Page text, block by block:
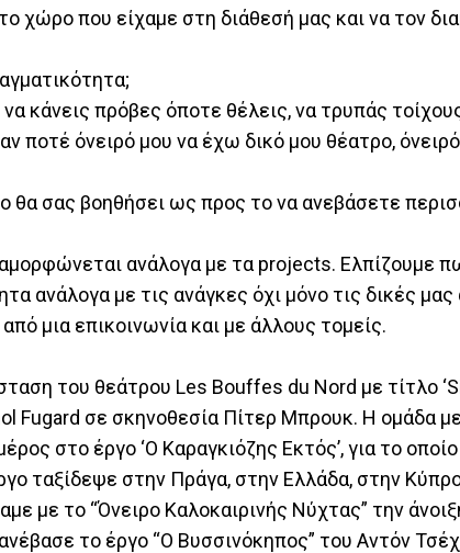
χώρο που είχαμε στη διάθεσή μας και να τον
κάνεις πρόβες όποτε θέλεις, να τρυπάς
ποτέ όνειρό μου να έχω δικό μου θέατρο,
θα σας βοηθήσει ως προς το να ανεβάσετε
ανάλογα με τα projects. Ελπίζουμε
ανάλογα με τις ανάγκες όχι μόνο τις δικές
μια επικοινωνία και με άλλους τομείς.
του θεάτρου Les Bouffes du Nord με τίτλο
Fugard σε σκηνοθεσία Πίτερ Μπρουκ. Η ομάδα
στο έργο ‘Ο Καραγκιόζης Εκτός’, για το οποίο
ταξίδεψε στην Πράγα, στην Ελλάδα, στην
με το “Όνειρο Καλοκαιρινής Νύχτας” την
το έργο “Ο Βυσσινόκηπος” του Αντόν